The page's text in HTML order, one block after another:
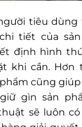
tiêu dùng
tiết của sản
định hình
khi cần. Hơn
cũng
gìn sản
sẽ luôn có